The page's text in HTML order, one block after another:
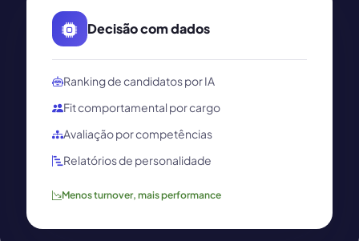
Decisão com dados
Ranking de candidatos por IA
Fit comportamental por cargo
Avaliação por competências
Relatórios de personalidade
Menos turnover, mais performance